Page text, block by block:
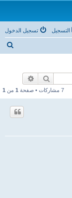
تسجيل الدخول التسجيل
بحث
7 مشاركات • صفحة 1 من 1